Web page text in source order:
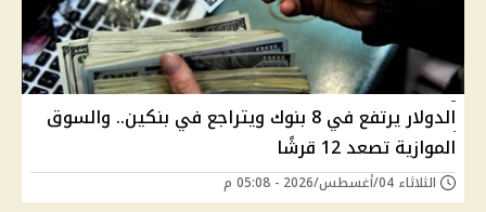
الدولار يرتفع في 8 بنوك ويتراجع في بنكين.. والسوق
الموازية تصعد 12 قرشًا
الثلاثاء 04/أغسطس/2026 - 05:08 م